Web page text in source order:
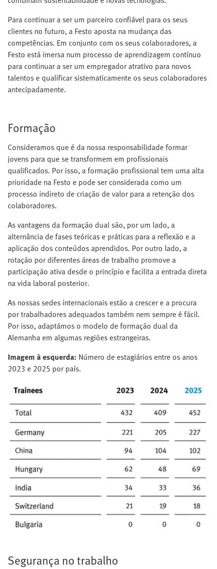
Para continuar a ser um parceiro confiável para os seus
clientes no futuro, a Festo aposta na mudança das
competências. Em conjunto com os seus colaboradores, a
Festo está imersa num processo de aprendizagem contínuo
para continuar a ser um empregador atrativo para novos
talentos e qualificar sistematicamente os seus colaboradores
antecipadamente.
Formação
Consideramos que é da nossa responsabilidade formar
jovens para que se transformem em profissionais
qualificados. Por isso, a formação profissional tem uma alta
prioridade na Festo e pode ser considerada como um
processo indireto de criação de valor para a retenção dos
colaboradores.
As vantagens da formação dual são, por um lado, a
alternância de fases teóricas e práticas para a reflexão e a
aplicação dos conteúdos aprendidos. Por outro lado, a
rotação por diferentes áreas de trabalho promove a
participação ativa desde o princípio e facilita a entrada direta
na vida laboral posterior.
As nossas sedes internacionais estão a crescer e a procura
por trabalhadores adequados também nem sempre é fácil.
Por isso, adaptámos o modelo de formação dual da
Alemanha em algumas regiões estrangeiras.
Imagem à esquerda: Número de estagiários entre os anos
2023 e 2025 por país.
Segurança no trabalho